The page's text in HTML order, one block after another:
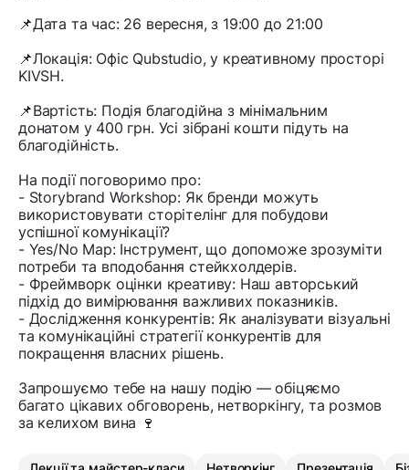
📌Дата та час: 26 вересня, з 19:00 до 21:00
📌Локація: Офіс Qubstudio, у креативному просторі
KIVSH.
📌Вартість: Подія благодійна з мінімальним
донатом у 400 грн. Усі зібрані кошти підуть на
благодійність.
На події поговоримо про:
- Storybrand Workshop: Як бренди можуть
використовувати сторітелінг для побудови
успішної комунікації?
- Yes/No Map: Інструмент, що допоможе зрозуміти
потреби та вподобання стейкхолдерів.
- Фреймворк оцінки креативу: Наш авторський
підхід до вимірювання важливих показників.
- Дослідження конкурентів: Як аналізувати візуальні
та комунікаційні стратегії конкурентів для
покращення власних рішень.
Запрошуємо тебе на нашу подію — обіцяємо
багато цікавих обговорень, нетворкінгу, та розмов
за келихом вина 🍷